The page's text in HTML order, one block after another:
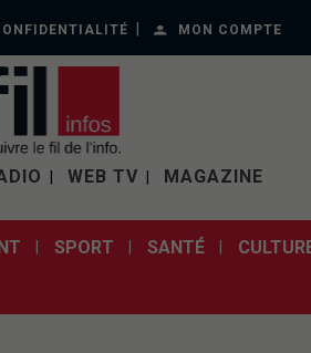
MON COMPTE
WEB TV MAGAZINE
SPORT SANTÉ